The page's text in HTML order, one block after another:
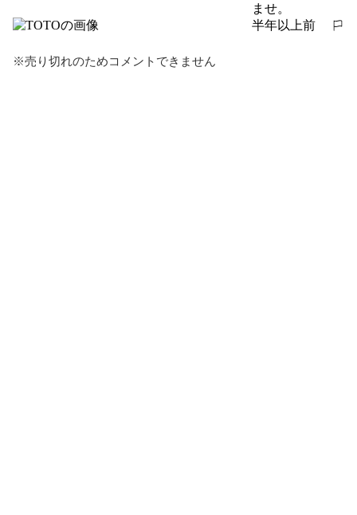
ませ。
半年以上前
報告する
※売り切れのためコメントできません